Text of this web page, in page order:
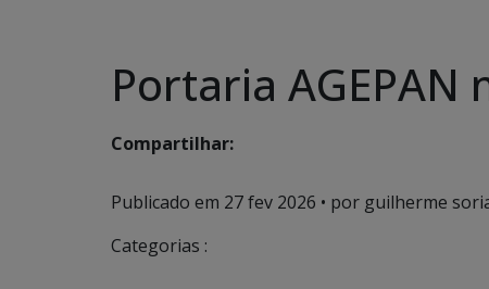
Portaria AGEPAN
Compartilhar:
Publicado em 27 fev 2026 • por guilherme
Categorias :